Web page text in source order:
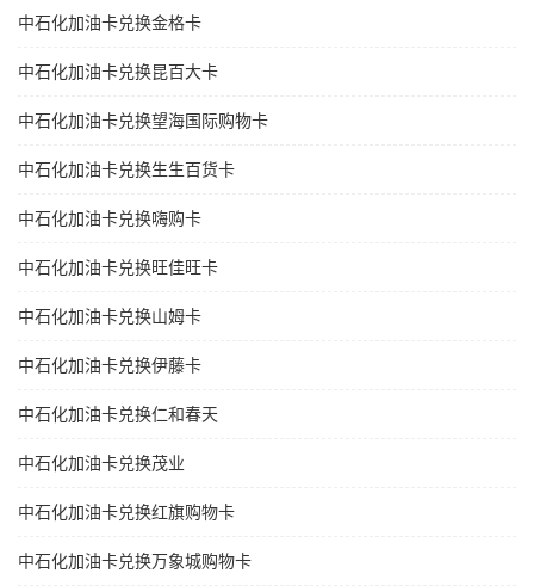
中石化加油卡兑换金格卡
中石化加油卡兑换昆百大卡
中石化加油卡兑换望海国际购物卡
中石化加油卡兑换生生百货卡
中石化加油卡兑换嗨购卡
中石化加油卡兑换旺佳旺卡
中石化加油卡兑换山姆卡
中石化加油卡兑换伊藤卡
中石化加油卡兑换仁和春天
中石化加油卡兑换茂业
中石化加油卡兑换红旗购物卡
中石化加油卡兑换万象城购物卡